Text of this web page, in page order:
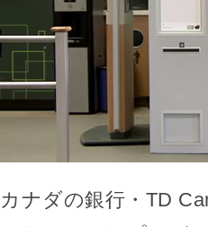
カナダの銀行・TD